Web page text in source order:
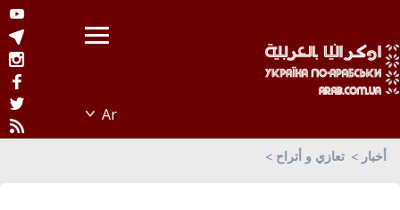
أخبار تعازي و أتراح